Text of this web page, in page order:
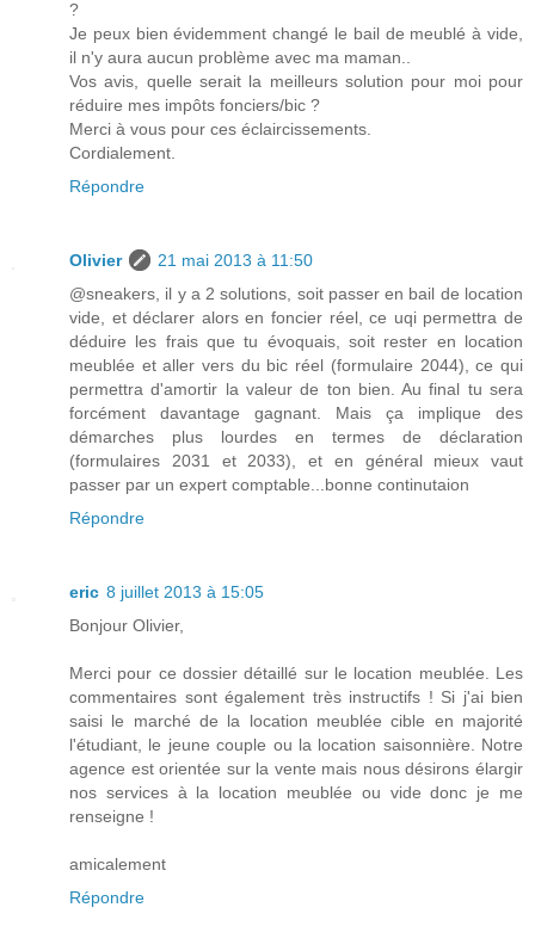
?
Je peux bien évidemment changé le bail de meublé à vide,
il n'y aura aucun problème avec ma maman..
Vos avis, quelle serait la meilleurs solution pour moi pour
réduire mes impôts fonciers/bic ?
Merci à vous pour ces éclaircissements.
Cordialement.
Répondre
Olivier
21 mai 2013 à 11:50
@sneakers, il y a 2 solutions, soit passer en bail de location
vide, et déclarer alors en foncier réel, ce uqi permettra de
déduire les frais que tu évoquais, soit rester en location
meublée et aller vers du bic réel (formulaire 2044), ce qui
permettra d'amortir la valeur de ton bien. Au final tu sera
forcément davantage gagnant. Mais ça implique des
démarches plus lourdes en termes de déclaration
(formulaires 2031 et 2033), et en général mieux vaut
passer par un expert comptable...bonne continutaion
Répondre
eric 8 juillet 2013 à 15:05
Bonjour Olivier,
Merci pour ce dossier détaillé sur le location meublée. Les
commentaires sont également très instructifs ! Si j'ai bien
saisi le marché de la location meublée cible en majorité
l'étudiant, le jeune couple ou la location saisonnière. Notre
agence est orientée sur la vente mais nous désirons élargir
nos services à la location meublée ou vide donc je me
renseigne !
amicalement
Répondre